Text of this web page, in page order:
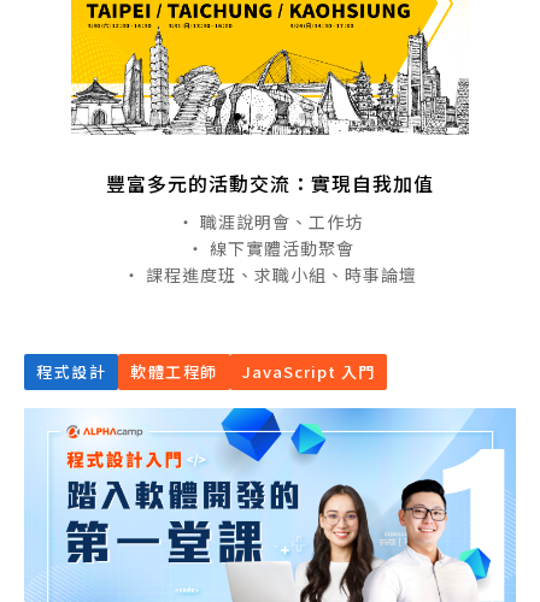
豐富多元的活動交流：實現自我加值
・ 職涯說明會、工作坊
・ 線下實體活動聚會
・ 課程進度班、求職小組、時事論壇
程式設計 軟體工程師 JavaScript 入門